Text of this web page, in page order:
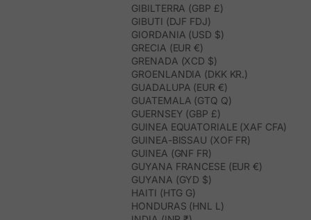
GIBILTERRA (GBP £)
GIBUTI (DJF FDJ)
GIORDANIA (USD $)
GRECIA (EUR €)
GRENADA (XCD $)
GROENLANDIA (DKK KR.)
GUADALUPA (EUR €)
GUATEMALA (GTQ Q)
GUERNSEY (GBP £)
GUINEA EQUATORIALE (XAF CFA)
GUINEA-BISSAU (XOF FR)
GUINEA (GNF FR)
GUYANA FRANCESE (EUR €)
GUYANA (GYD $)
HAITI (HTG G)
HONDURAS (HNL L)